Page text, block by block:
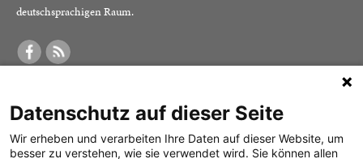
deutschsprachigen Raum.
Was ist der Merkur?
Herausgeber /
Alle Abos im Überblick
Print-Abo
Impressum
Datenschutz
Datenschutz auf dieser Seite
Wir erheben und verarbeiten Ihre Daten auf dieser Website, um
besser zu verstehen, wie sie verwendet wird. Sie können allen